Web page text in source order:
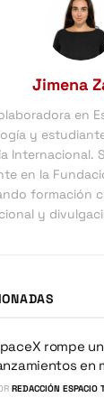
Jimena
en
y
Internacional.
en la
formación
y
rompe
en
REDACCIÓN ESPACIO